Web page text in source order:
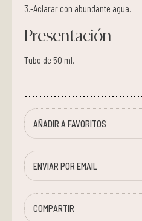
3.-Aclarar con abundante agua.
Presentación
Tubo de 50 ml.
AÑADIR A FAVORITOS
ENVIAR POR EMAIL
COMPARTIR